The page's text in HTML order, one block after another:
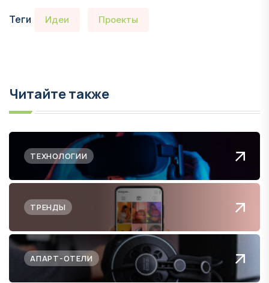
Теги Идеи Проекты
Читайте также
ТЕХНОЛОГИИ
ТРЕНДЫ
АПАРТ-ОТЕЛИ